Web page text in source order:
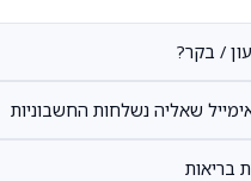
/ בקר?
שאליה נשלחות החשבוניות
בריאות